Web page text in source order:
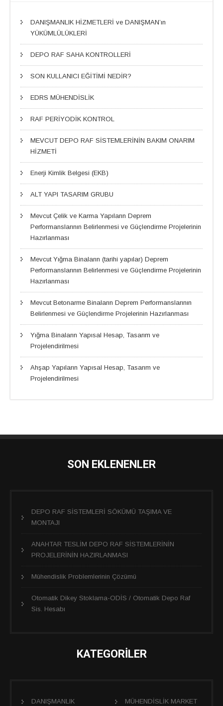
DANIŞMANLIK HİZMETLERİ ve DANIŞMAN’ın
YÜKÜMLÜLÜKLERİ
DEPO RAF SAHA KONTROLLERİ
SON KULLANICI EĞİTİMİ NEDİR?
EDRS MÜHENDİSLİK
RAF PERİYODİK KONTROL
MEVCUT DEPO RAF SİSTEMLERİNİN BAKIM ONARIM
HİZMETİ
Enerji Kimlik Belgesi (EKB)
ALT YAPI TASARIM GRUBU
Mevcut Çelik ve Karma Yapıların Deprem
Performanslarının Belirlenmesi ve Güçlendirme Projelerinin
Hazırlanması
Mevcut Yığma Binaların (tarihi yapılar) Deprem
Performanslarının Belirlenmesi ve Güçlendirme Projelerinin
Hazırlanması
Mevcut Betonarme Binaların Deprem Performanslarının
Belirlenmesi ve Güçlendirme Projelerinin Hazırlanması
Yığma Binaların Yapısal Hesap, Tasarım ve
Projelendirilmesi
Ahşap Yapıların Yapısal Hesap, Tasarım ve
Projelendirilmesi
SON EKLENENLER
DEPO RAF SİSTEMLERİ SÖKÜMÜ TAŞIMA VE
MONTAJI
ANAHTAR TESLİM DEPO RAF SİSTEMLERİNİN
PROJELERİNİN HAZIRLANMASI
Mühendislik Problemlerinin Çözümü
Otomatik Dikey Stoklama-ODİS / Otomatik Depo Raf
Sis. Hesabı
KATEGORİLER
DANIŞMANLIK MÜHENDİSLİK MARKET